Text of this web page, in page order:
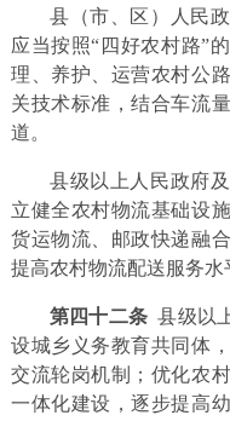
县（市、区）人民
应当按照“四好农村路”
理、养护、运营农村公
关技术标准，结合车流
道。
县级以上人民政府
立健全农村物流基础设
货运物流、邮政快递融
提高农村物流配送服务水
第四十二条县级以
设城乡义务教育共同体
交流轮岗机制；优化农
一体化建设，逐步提高